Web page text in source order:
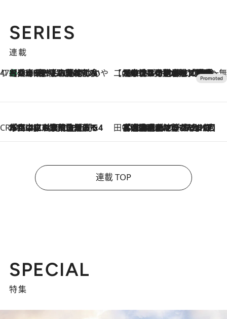
SERIES
連載
47都道府県の手みやげ ひんやりスイーツで夏を満喫
2026.8.8
【兵庫県】この夏絶対食べたい 冷やしておいしいおやつ3選 淡路島の恵みをジェラートに集約 【CREA×星野リゾート】唯一無二。癒しと発見が待つ場所へ
2026.8.7
【トンボの足水浴】ヒノキの香りに包まれて涼感マックス！約13℃の湧水かけ流しを避暑地「星野温泉 トンボの湯」で体験
CREA'S CHOICE
2026.8.7
「立川にも歌舞伎があるんだよ」 片岡仁左衛門・市川中車ら豪華座組みで4年目の立川立飛歌舞伎へ 田中稲の勝手に再ブーム
2026.8.7
「湘南乃風に憧れて」観客大盛上がりの“タオル回し”に、ラッパー顔負けの高速歌唱まで…さだまさし（74）のアグレッシブすぎる現在地
連載 TOP
SPECIAL
特集